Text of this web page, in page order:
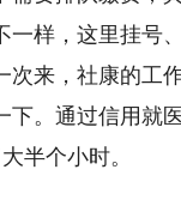
一样，这里挂号
次来，社康的工
下。通过信用就
半个小时。